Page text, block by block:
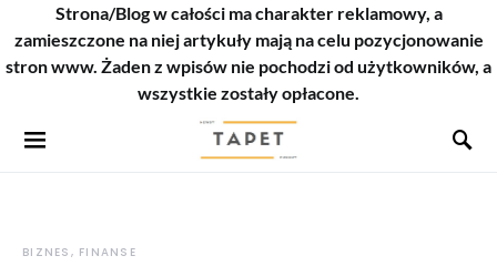
Strona/Blog w całości ma charakter reklamowy, a
zamieszczone na niej artykuły mają na celu pozycjonowanie
stron www. Żaden z wpisów nie pochodzi od użytkowników, a
wszystkie zostały opłacone.
BIZNES, FINANSE